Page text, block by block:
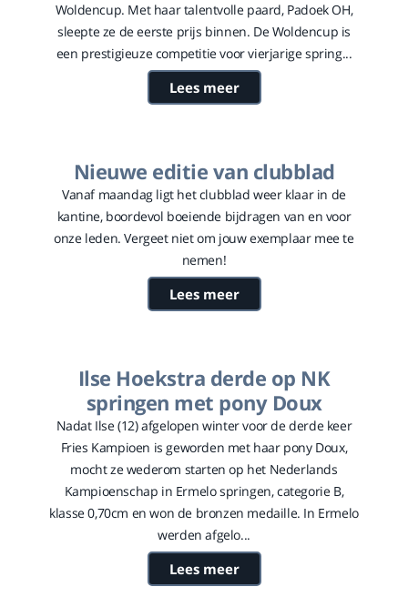
Woldencup. Met haar talentvolle paard, Padoek OH,
sleepte ze de eerste prijs binnen. De Woldencup is
een prestigieuze competitie voor vierjarige spring...
Lees meer
Nieuwe editie van clubblad
Vanaf maandag ligt het clubblad weer klaar in de
kantine, boordevol boeiende bijdragen van en voor
onze leden. Vergeet niet om jouw exemplaar mee te
nemen!
Lees meer
Ilse Hoekstra derde op NK
springen met pony Doux
Nadat Ilse (12) afgelopen winter voor de derde keer
Fries Kampioen is geworden met haar pony Doux,
mocht ze wederom starten op het Nederlands
Kampioenschap in Ermelo springen, categorie B,
klasse 0,70cm en won de bronzen medaille. In Ermelo
werden afgelo...
Lees meer